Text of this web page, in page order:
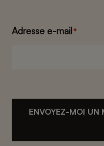
Adresse e-mail*
ENVOYEZ-MOI UN